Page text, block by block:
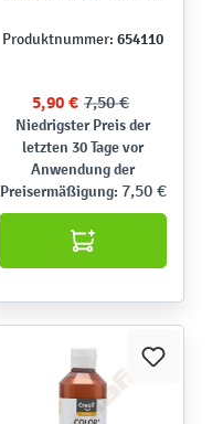
Produktnummer: 654110
5,90 € 7,50 €
Niedrigster Preis der
letzten 30 Tage vor
Anwendung der
Preisermäßigung: 7,50 €